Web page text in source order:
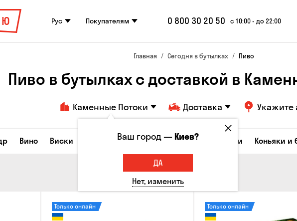
Рус Покупателям 0 800 30 20 50 с 10:00 - до 22:00
Главная Сегодня в бутылках Пиво
Пиво в бутылках с доставкой в
Каменные Потоки Доставка Укажите
Вино Виски Коктейли Соджу Ликеры и настойки Коньяки и
Только онлайн Только онлайн
Ваш город —Киев?
ДА
Нет, изменить